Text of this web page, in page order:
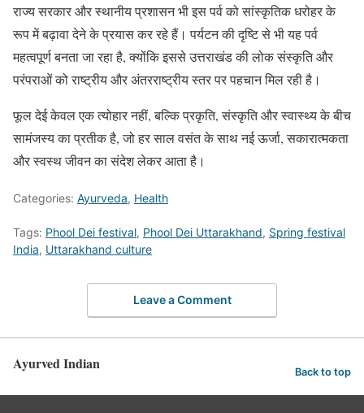
राज्य सरकार और स्थानीय प्रशासन भी इस पर्व को सांस्कृतिक धरोहर के
रूप में बढ़ावा देने के प्रयास कर रहे हैं। पर्यटन की दृष्टि से भी यह पर्व
महत्वपूर्ण बनता जा रहा है, क्योंकि इससे उत्तराखंड की लोक संस्कृति और
परंपराओं को राष्ट्रीय और अंतरराष्ट्रीय स्तर पर पहचान मिल रही है।
फूल देई केवल एक त्योहार नहीं, बल्कि प्रकृति, संस्कृति और स्वास्थ्य के बीच
सामंजस्य का प्रतीक है, जो हर साल वसंत के साथ नई ऊर्जा, सकारात्मकता
और स्वस्थ जीवन का संदेश लेकर आता है।
Categories: Ayurveda, Health
Tags: Phool Dei festival, Phool Dei Uttarakhand, Spring festival
India, Uttarakhand culture
Leave a Comment
Ayurved Indian Back to top